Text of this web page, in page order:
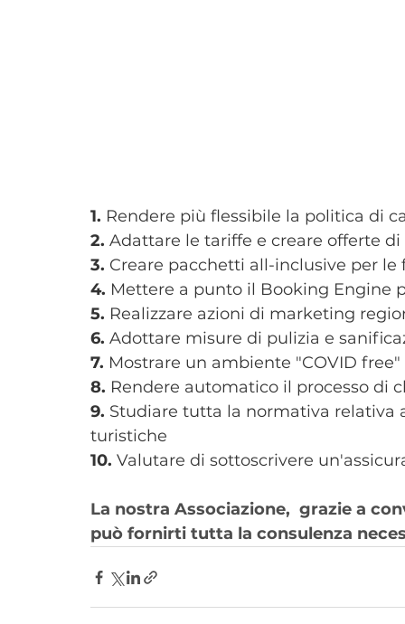
1. Rendere più flessibile la politica di
2. Adattare le tariffe e creare offerte
3. Creare pacchetti all-inclusive per le
4. Mettere a punto il Booking Engine
5. Realizzare azioni di marketing
6. Adottare misure di pulizia e
7. Mostrare un ambiente "COVID
8. Rendere automatico il processo di
9. Studiare tutta la normativa relativa
turistiche
10. Valutare di sottoscrivere
La nostra Associazione,  grazie a
può fornirti tutta la consulenza